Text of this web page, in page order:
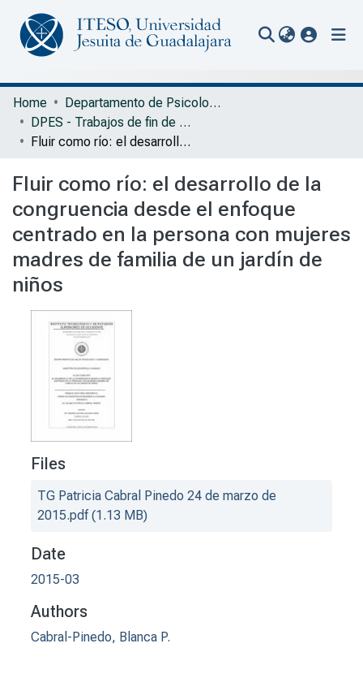
Communities & Collections
All of Repository
Portal Biblioteca
Home
Departamento de Psicología, Educación y Salud
DPES - Trabajos de fin de Maestría en Desarrollo Humano
Fluir como río: el desarrollo de la congruencia desde el enfoque centrado en la persona con mujeres madres de familia de un jardín de niños
Fluir como río: el desarrollo de la
congruencia desde el enfoque
centrado en la persona con mujeres
madres de familia de un jardín de
niños
Files
TG Patricia Cabral Pinedo 24 de marzo de
2015.pdf(1.13 MB)
Date
2015-03
Authors
Cabral-Pinedo, Blanca P.